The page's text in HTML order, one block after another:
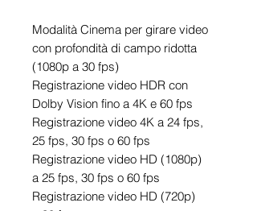
Modalità Cinema per girare video
con profondità di campo ridotta
(1080p a 30 fps)
Registrazione video HDR con
Dolby Vision fino a 4K e 60 fps
Registrazione video 4K a 24 fps,
25 fps, 30 fps o 60 fps
Registrazione video HD (1080p)
a 25 fps, 30 fps o 60 fps
Registrazione video HD (720p)